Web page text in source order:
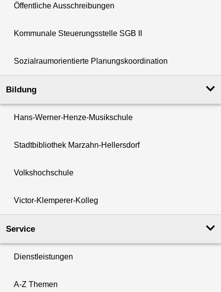
Öffentliche Ausschreibungen
Kommunale Steuerungsstelle SGB II
Sozialraumorientierte Planungskoordination
Bildung
Hans-Werner-Henze-Musikschule
Stadtbibliothek Marzahn-Hellersdorf
Volkshochschule
Victor-Klemperer-Kolleg
Service
Dienstleistungen
A-Z Themen